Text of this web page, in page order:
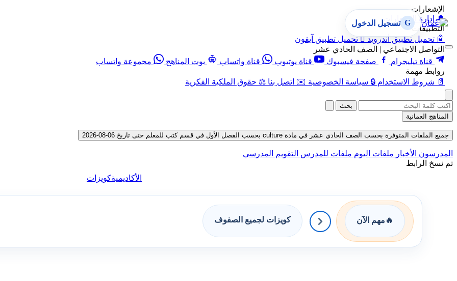
الإشعارات
🔔 إدارة الإشعارات
التطبيقات
🤖 تحميل تطبيق أندرويد  تحميل تطبيق آيفون
التواصل الاجتماعي | الصف الحادي عشر
قناة تيليجرام
صفحة فيسبوك قناة يوتيوب قناة واتساب بوت المناهج
مجموعة واتساب
روابط مهمة
📄 شروط الاستخدام 🔒 سياسة الخصوصية ✉️ اتصل بنا ⚖️ حقوق الملكية الفكرية
G تسجيل الدخول
بحث
المناهج العمانية
جميع الملفات المتوفرة بحسب الصف الحادي عشر في مادة culture بحسب الفصل الأول في قسم كتب للمعلم حتى تاريخ 06-08-2026
المدرسون الأخبار ملفات اليوم ملفات للمدرس التقويم المدرسي
تم نسخ الرابط
الأكاديميةكويزات
🔥 مهم الآن كويزات لجميع الصفوف